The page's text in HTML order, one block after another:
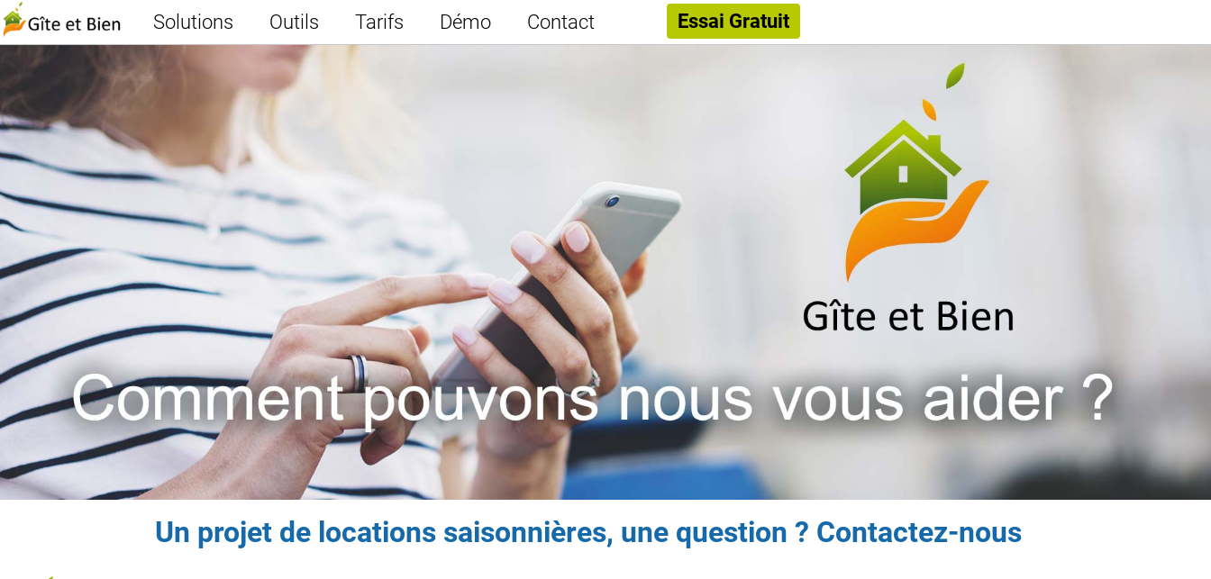
Solutions Outils Tarifs Démo Contact Essai Gratuit
Un projet de locations saisonnières, une question ? Contactez-nous